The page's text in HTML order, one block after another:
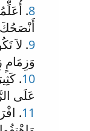
8
.
9. لاَ
وَزِمَامٍ
10
.
عَلَى
11
.